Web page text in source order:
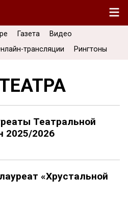
Газета
Видео
трансляции Рингтоны
Театральной
2025/2026
«Хрустальной